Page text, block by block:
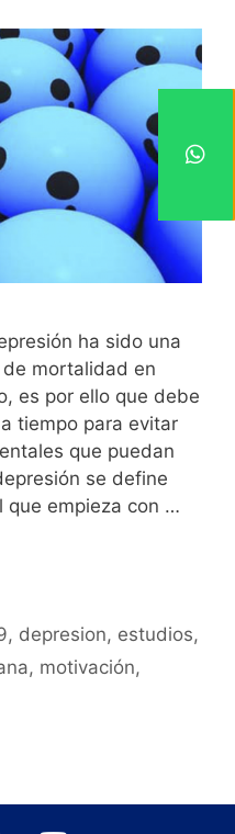
ha sido una
mortalidad en
es por ello que debe
tiempo para evitar
que puedan
se define
que empieza con …
, depresion, estudios,
, motivación,